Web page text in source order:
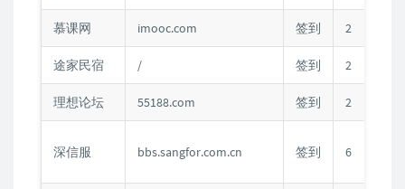
慕课网 imooc.com 签到 2
途家民宿 / 签到 2
理想论坛 55188.com 签到 2
深信服 bbs.sangfor.com.cn 签到 6